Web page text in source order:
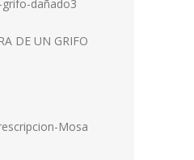
DE UN GRIFO